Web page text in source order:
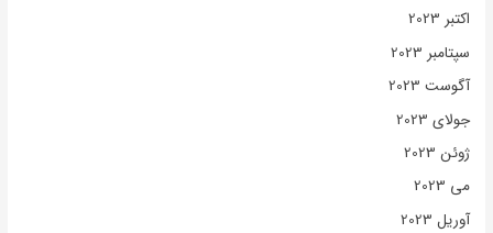
اکتبر 2023
سپتامبر 2023
آگوست 2023
جولای 2023
ژوئن 2023
می 2023
آوریل 2023